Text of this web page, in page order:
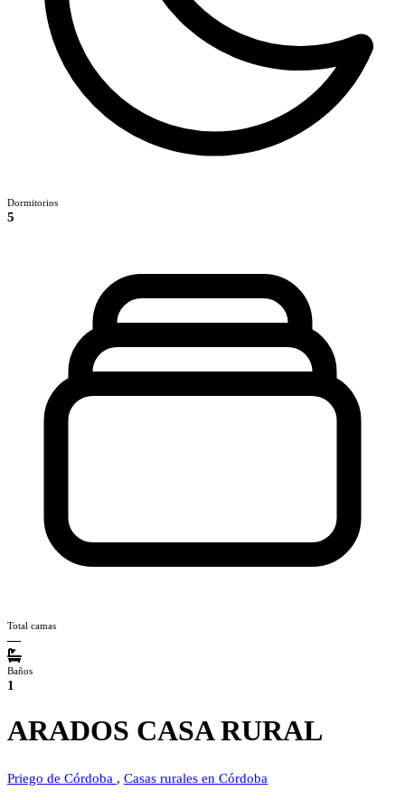
Dormitorios
5
Total camas
—
Baños
1
ARADOS CASA RURAL
Priego de Córdoba , Casas rurales en Córdoba